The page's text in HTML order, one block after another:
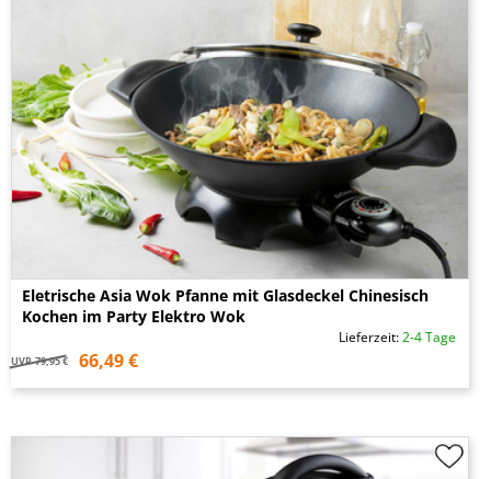
Eletrische Asia Wok Pfanne mit Glasdeckel Chinesisch
Kochen im Party Elektro Wok
Lieferzeit:2-4 Tage
UVP 79,95 € 66,49 €